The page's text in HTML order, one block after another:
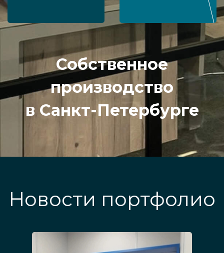
Собственное
производство
в Санкт-Петербурге
Новости портфолио